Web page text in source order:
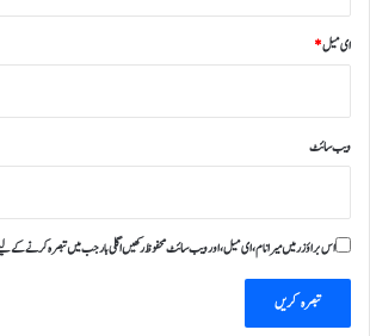
ای میل*
ویب‌ سائٹ
اس براؤزر میں میرا نام، ای میل، اور ویب سائٹ محفوظ رکھیں اگلی بار جب میں تبصرہ کرنے